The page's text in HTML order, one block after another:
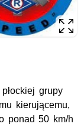
grupy
kierującemu,
ponad 50 km/h